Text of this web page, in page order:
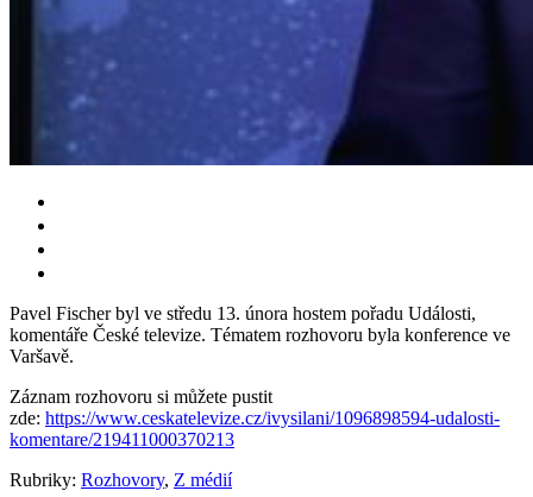
Pavel Fischer byl ve středu 13. února hostem pořadu Události,
komentáře České televize. Tématem rozhovoru byla konference ve
Varšavě.
Záznam rozhovoru si můžete pustit
zde: https://www.ceskatelevize.cz/ivysilani/1096898594-udalosti-
komentare/219411000370213
Rubriky: Rozhovory, Z médií